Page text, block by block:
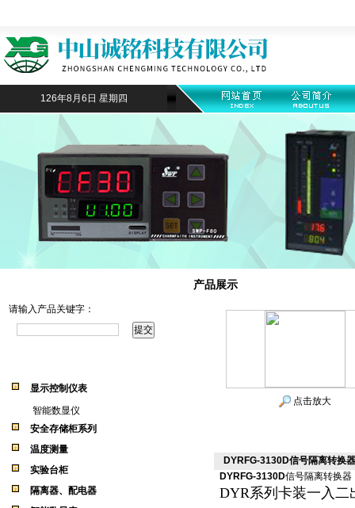
126年8月6日 星期四
请输入产品关键字：
显示控制仪表
智能数显仪
安全存储柜系列
温度测量
实验台柜
隔离器、配电器
产品展示
点击放大
DYRFG-3130D信号隔离转换器
DYRFG-3130D信号隔离转换器
DYR系列卡装一入二